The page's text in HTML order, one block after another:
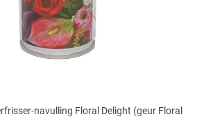
navulling Floral Delight (geur Floral